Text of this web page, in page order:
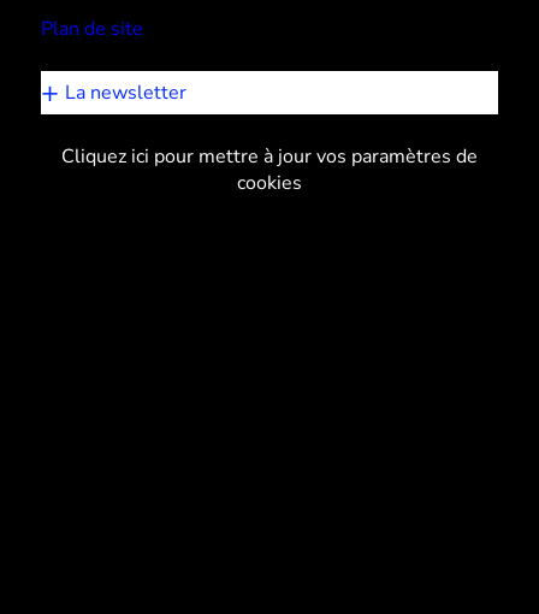
Plan de site
La newsletter
Cliquez ici pour mettre à jour vos paramètres de
cookies